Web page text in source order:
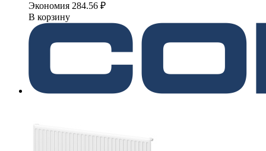
Экономия 284.56 ₽
В корзину